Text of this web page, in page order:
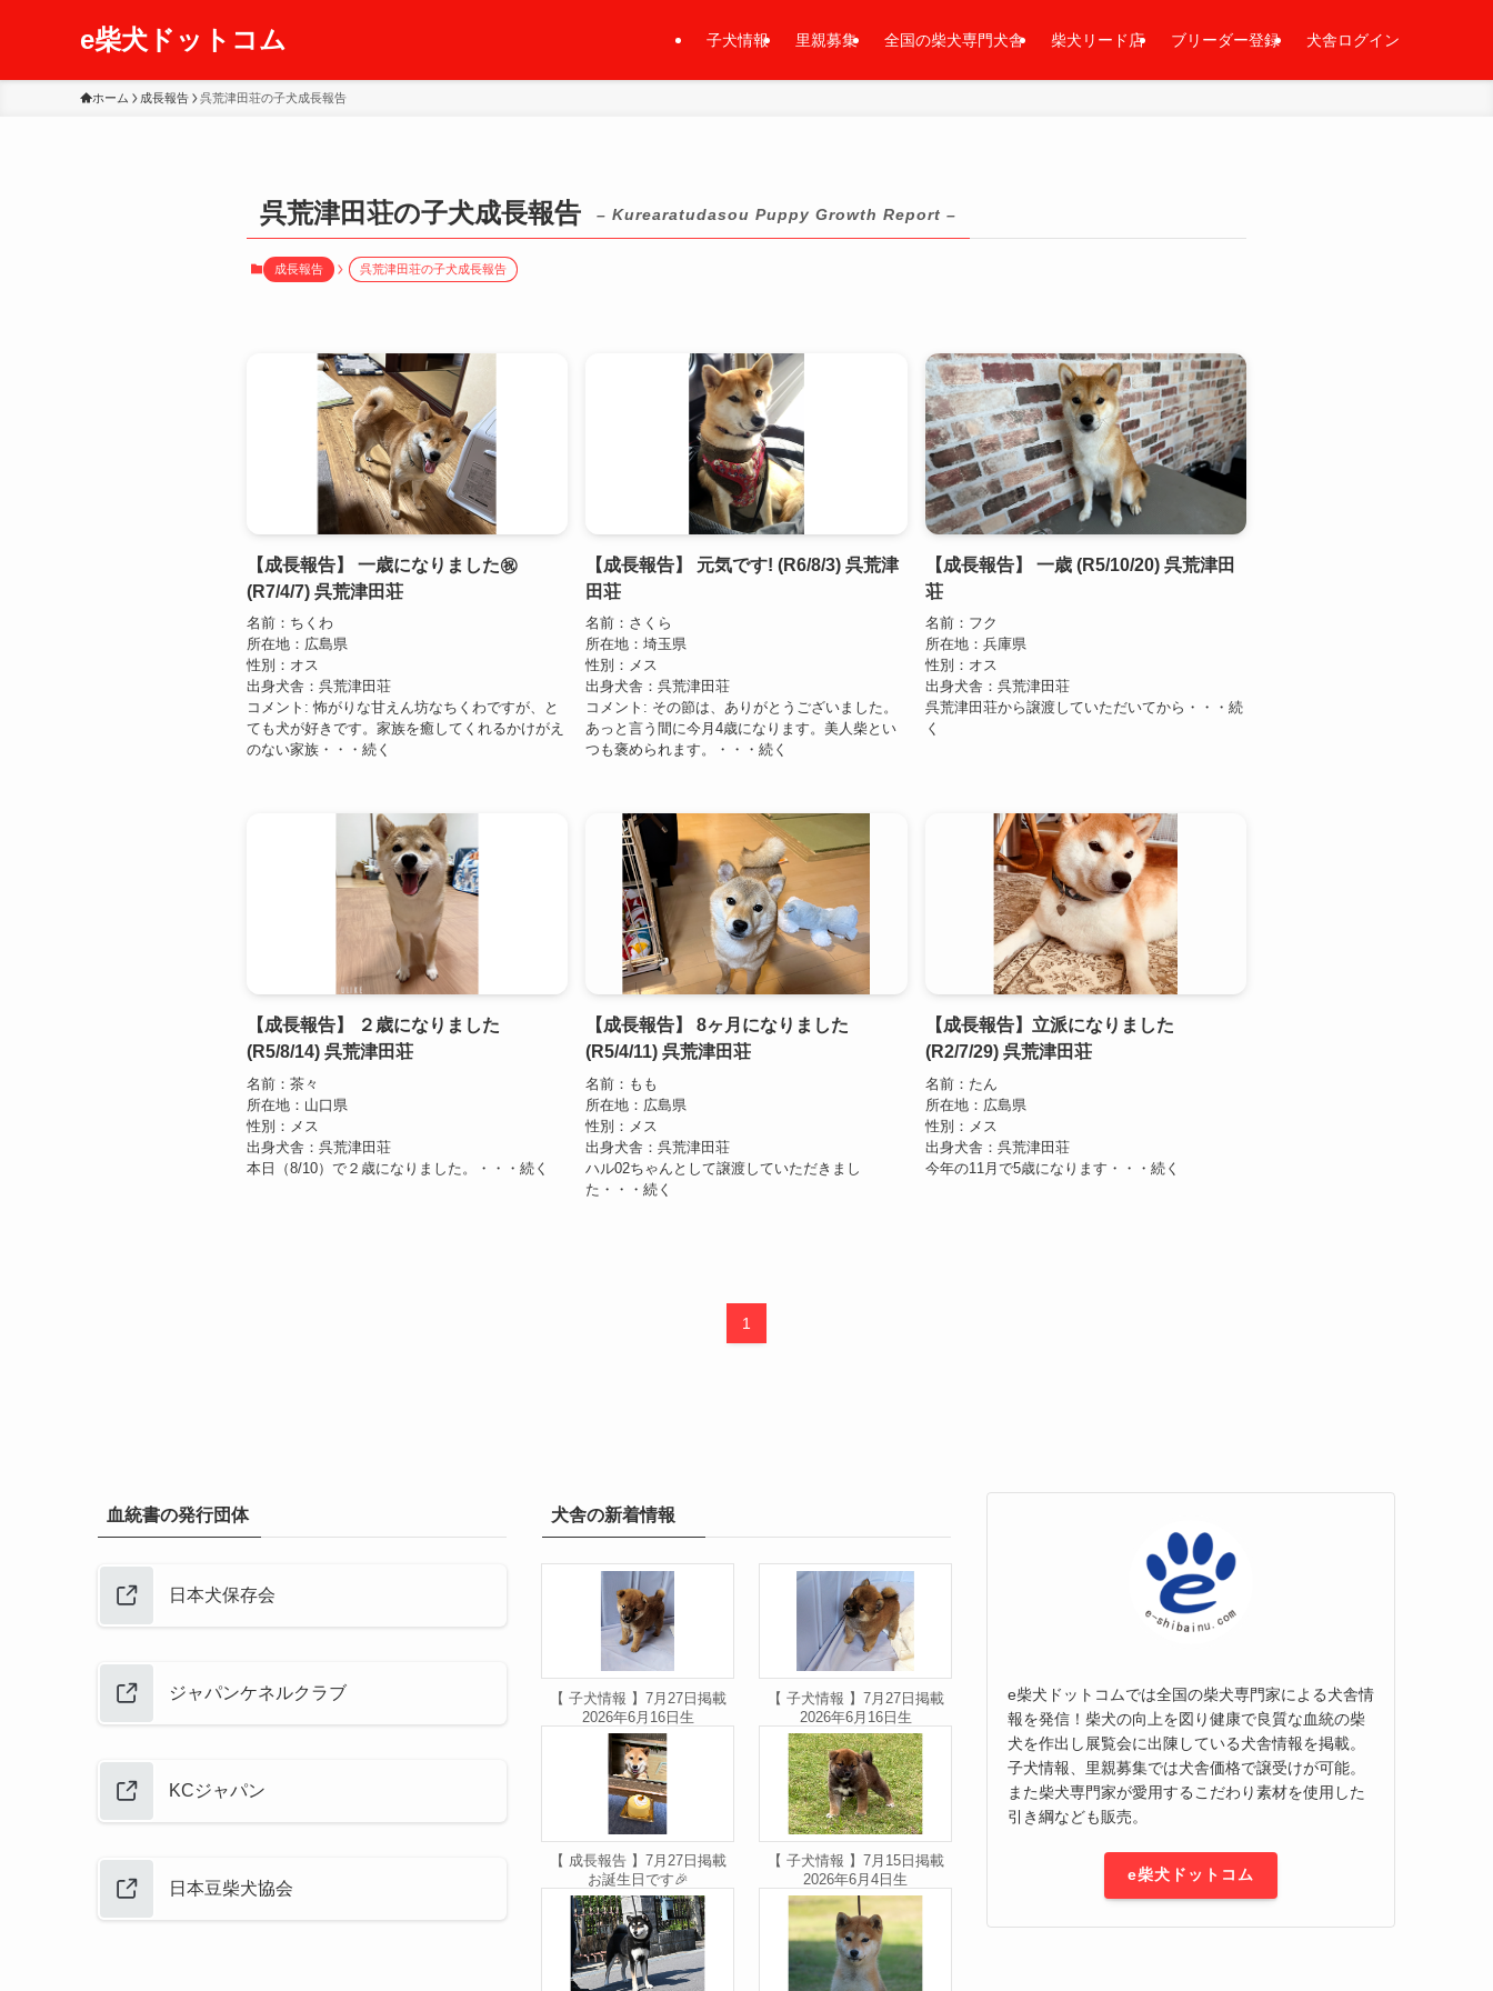
e柴犬ドットコム 子犬情報 里親募集 全国の柴犬専門犬舎 柴犬リード店 ブリーダー登録 犬舎ログイン
ホーム 成長報告 呉荒津田荘の子犬成長報告
呉荒津田荘の子犬成長報告 – Kurearatudasou Puppy Growth Report –
成長報告 呉荒津田荘の子犬成長報告
【成長報告】 一歳になりました㊗️
(R7/4/7) 呉荒津田荘
名前：ちくわ
所在地：広島県
性別：オス
出身犬舎：呉荒津田荘
コメント: 怖がりな甘えん坊なちくわですが、と
ても犬が好きです。家族を癒してくれるかけがえ
のない家族・・・続く
【成長報告】 元気です! (R6/8/3) 呉荒津
田荘
名前：さくら
所在地：埼玉県
性別：メス
出身犬舎：呉荒津田荘
コメント: その節は、ありがとうございました。
あっと言う間に今月4歳になります。美人柴とい
つも褒められます。・・・続く
【成長報告】 一歳 (R5/10/20) 呉荒津田
荘
名前：フク
所在地：兵庫県
性別：オス
出身犬舎：呉荒津田荘
呉荒津田荘から譲渡していただいてから・・・続
く
【成長報告】 ２歳になりました
(R5/8/14) 呉荒津田荘
名前：茶々
所在地：山口県
性別：メス
出身犬舎：呉荒津田荘
本日（8/10）で２歳になりました。・・・続く
【成長報告】 8ヶ月になりました
(R5/4/11) 呉荒津田荘
名前：もも
所在地：広島県
性別：メス
出身犬舎：呉荒津田荘
ハル02ちゃんとして譲渡していただきまし
た・・・続く
【成長報告】立派になりました
(R2/7/29) 呉荒津田荘
名前：たん
所在地：広島県
性別：メス
出身犬舎：呉荒津田荘
今年の11月で5歳になります・・・続く
1
血統書の発行団体
日本犬保存会
ジャパンケネルクラブ
KCジャパン
日本豆柴犬協会
犬舎の新着情報
【 子犬情報 】7月27日掲載
2026年6月16日生
【 子犬情報 】7月27日掲載
2026年6月16日生
【 成長報告 】7月27日掲載
お誕生日です🎉
【 子犬情報 】7月15日掲載
2026年6月4日生
e柴犬ドットコムでは全国の柴犬専門家による犬舎情
報を発信！柴犬の向上を図り健康で良質な血統の柴
犬を作出し展覧会に出陳している犬舎情報を掲載。
子犬情報、里親募集では犬舎価格で譲受けが可能。
また柴犬専門家が愛用するこだわり素材を使用した
引き綱なども販売。
e柴犬ドットコム